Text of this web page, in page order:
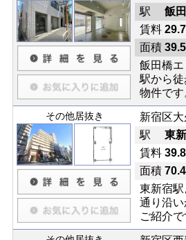
駅 飯
賃料
面積
飯田橋エ
駅から
物件で
その他居抜き
新宿区大
駅 東
賃料
面積
東新宿
通り沿
ご紹介